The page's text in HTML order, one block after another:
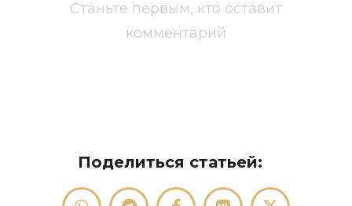
Станьте первым, кто оставит
комментарий
Поделиться статьей: